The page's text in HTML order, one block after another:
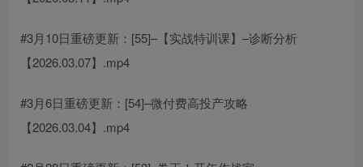
#3月10日重磅更新：[55]–【实战特训课】–诊断分析
【2026.03.07】.mp4
#3月6日重磅更新：[54]–微付费高投产攻略
【2026.03.04】.mp4